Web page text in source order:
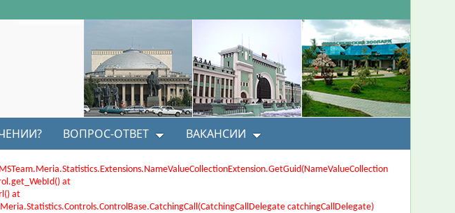
ВОПРОС-ОТВЕТ ВАКАНСИИ
at
at
catchingCallDelegate)